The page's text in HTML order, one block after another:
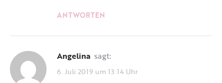
ANTWORTEN
Angelina sagt:
6. Juli 2019 um 13:14 Uhr